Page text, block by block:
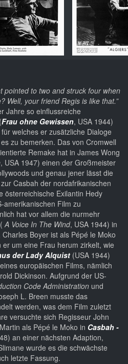
pointed to two and struck four when
Well, your friend Regis is like that.”
Jahre so einflussreiche
Frau ohne Gewissen, USA 1944)
welches er zusätzliche Dialoge
zu bemerken. Das von Cromwell
Remake hat in James Wong
, USA 1947) einen der Großmeister
und genau jener lässt die
Casbah der nordafrikanischen
österreichische Exilantin Hedy
amerikanischen Film zu
hat vor allem die nurmehr
(A Voice In The Wind, USA 1944) in
Boyer ist als Pépé le Moko
um eine Frau herum zirkelt, wie
der Lady Alquist (USA 1944)
europäischen Films, nämlich
Dickinson. Aufgrund der US-
Code Administration und
L. Breen musste das
werden, was dem Film zuletzt
versuchte sich Regisseur John
als Pépé le Moko in Casbah -
an einer nächsten Adaption,
wurde es die schwächste
letzte Fassung.